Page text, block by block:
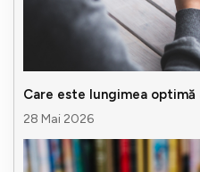
Care este lungimea
28 Mai 2026